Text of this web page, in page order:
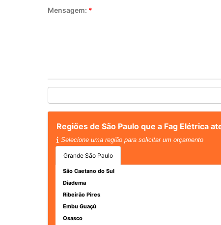
Mensagem: *
Regiões de São Paulo que a Fag Elétrica
Selecione uma região para solicitar um orçamento
Grande São Paulo
São Caetano do Sul
Diadema
Ribeirão Pires
Embu Guaçú
Osasco